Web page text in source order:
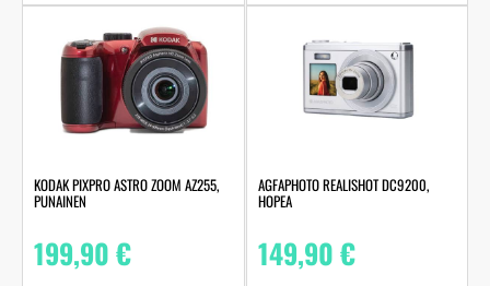
KODAK PIXPRO ASTRO ZOOM AZ255,
PUNAINEN
199,90€
AGFAPHOTO REALISHOT DC9200,
HOPEA
149,90€